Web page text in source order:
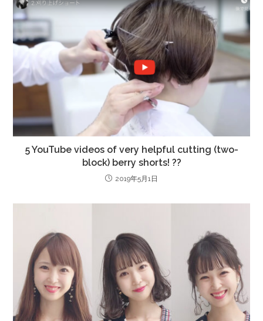
5 YouTube videos of very helpful cutting (two-
block) berry shorts! ??
2019年5月1日